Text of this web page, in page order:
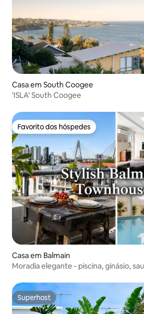
Casa em South Coogee
'ISLA' South Coogee
Favorito dos hóspedes
Favorito dos hóspedes
Casa em Balmain
Moradia elegante - piscina, ginásio,
Superhost
Superhost